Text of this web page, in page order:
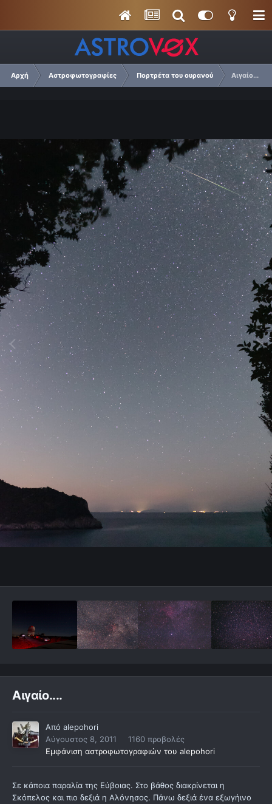
Αρχή Αστροφωτογραφίες Πορτρέτα του ουρανού Αιγαίο....
Αιγαίο....
Από alepohori
Αύγουστος 8, 2011
1160 προβολές
Εμφάνιση αστροφωτογραφιών του alepohori
Σε κάποια παραλία της Εύβοιας. Στο βάθος διακρίνεται η
Σκόπελος και πιο δεξιά η Αλόνησος. Πάνω δεξιά ένα εξωγήινο